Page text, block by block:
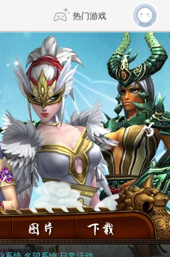
热门游戏
DNF 传奇4
剑网3旗舰版 新天龙八部
诛仙世界 仙剑世界